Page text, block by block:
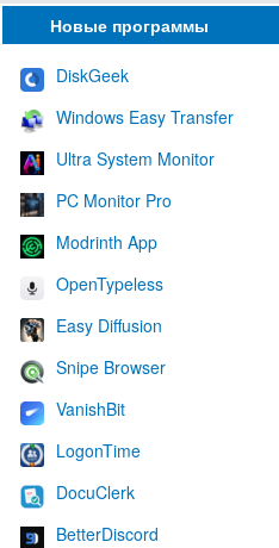
Новые программы
DiskGeek
Windows Easy Transfer
Ultra System Monitor
PC Monitor Pro
Modrinth App
OpenTypeless
Easy Diffusion
Snipe Browser
VanishBit
LogonTime
DocuClerk
BetterDiscord